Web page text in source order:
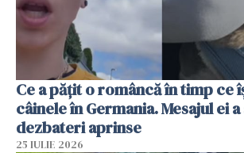
Ce a pățit o româncă în timp ce
câinele în Germania. Mesajul ei
dezbateri aprinse
25 IULIE 2026